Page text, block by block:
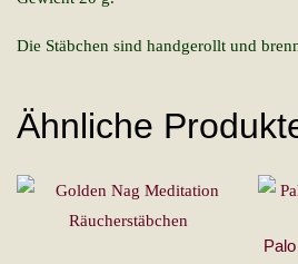
Die Stäbchen sind handgerollt und
Ähnliche